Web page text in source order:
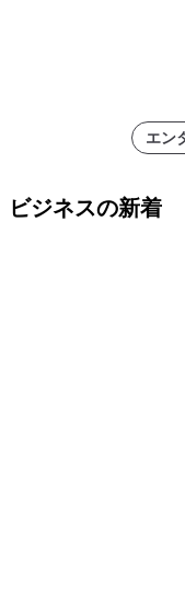
エン
ビジネスの新着